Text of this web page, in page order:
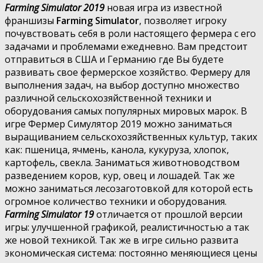
Farming Simulator 2019 новая игра из известной
франшизы Farming Simulator, позволяет игроку
почувствовать себя в роли настоящего фермера с его
задачами и проблемами ежедневно. Вам предстоит
отправиться в США и Германию где Вы будете
развивать свое фермерское хозяйство. Фермеру для
выполнения задач, на выбор доступно множество
различной сельскохозяйственной техники и
оборудования самых популярных мировых марок. В
игре Фермер Симулятор 2019 можно заниматься
выращиванием сельскохозяйственных культур, таких
как: пшеница, ячмень, канола, кукуруза, хлопок,
картофель, свекла. Заниматься животноводством
разведением коров, кур, овец и лошадей. Так же
можно заниматься лесозаготовкой для которой есть
огромное количество техники и оборудования.
Farming Simulator 19отличается от прошлой версии
игры: улучшенной графикой, реалистичностью а так
же новой техникой. Так же в игре сильно развита
экономическая система: постоянно меняющиеся цены